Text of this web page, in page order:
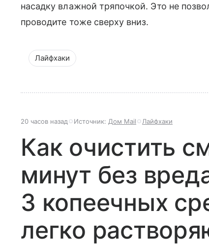
насадку влажной тряпочкой. Это не
проводите тоже сверху вниз.
Лайфхаки
20 часов назад Источник: Дом Mail Лайфхаки
Как очистить
минут без
3 копеечных
легко